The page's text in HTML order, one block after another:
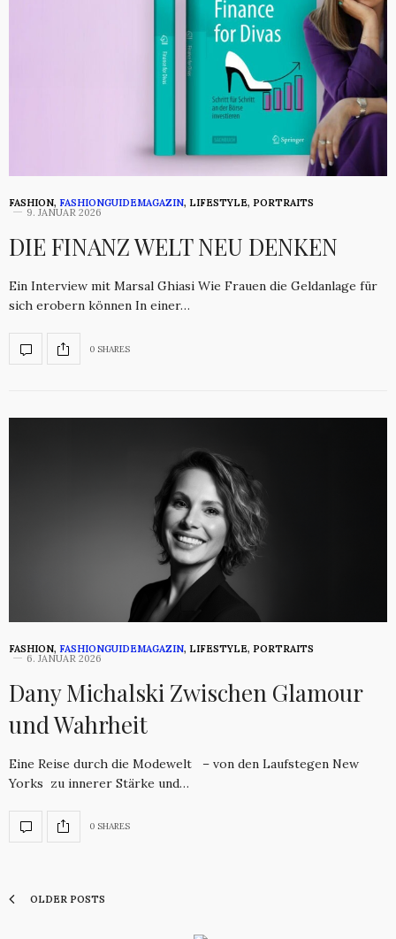
FASHION, FASHIONGUIDEMAGAZIN, LIFESTYLE, PORTRAITS
9. JANUAR 2026
DIE FINANZ WELT NEU DENKEN
Ein Interview mit Marsal Ghiasi Wie Frauen die Geldanlage für
sich erobern können In einer…
0 SHARES
FASHION, FASHIONGUIDEMAGAZIN, LIFESTYLE, PORTRAITS
6. JANUAR 2026
Dany Michalski Zwischen Glamour
und Wahrheit
Eine Reise durch die Modewelt – von den Laufstegen New
Yorks zu innerer Stärke und…
0 SHARES
OLDER POSTS